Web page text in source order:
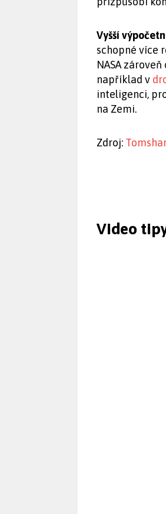
Vyšší
schopné více
NASA
například v
inteligenci,
na Zemi.
Zdroj:
Video